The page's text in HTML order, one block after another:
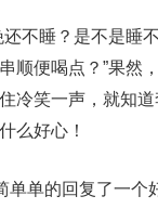
还不睡？是不是睡
顺便喝点？”果然
冷笑一声，就知
么好心！
单单的回复了一个